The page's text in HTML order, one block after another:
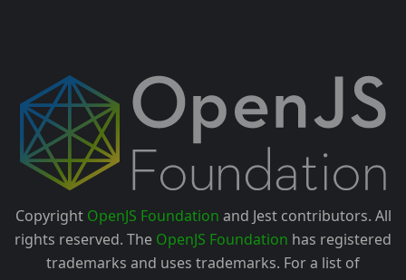
Copyright OpenJS Foundation and Jest contributors. All
rights reserved. The OpenJS Foundation has registered
trademarks and uses trademarks. For a list of